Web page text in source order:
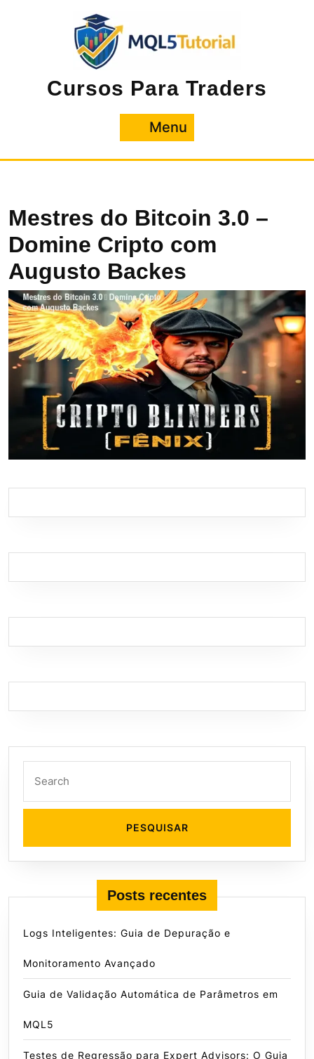
Cursos Para Traders
Menu
Mestres do Bitcoin 3.0 –
Domine Cripto com
Augusto Backes
Posts recentes
Logs Inteligentes: Guia de Depuração e
Monitoramento Avançado
Guia de Validação Automática de Parâmetros em
MQL5
Testes de Regressão para Expert Advisors: O Guia